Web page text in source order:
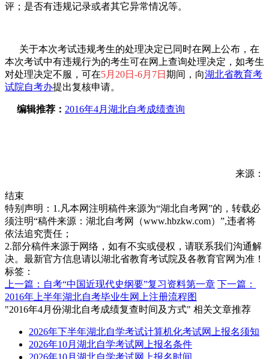
评；是否有违规记录或者其它异常情况等。
关于本次考试违规考生的处理决定已同时在网上公布，在
本次考试中有违规行为的考生可在网上查询处理决定，如考生
对处理决定不服，可在5月20日-6月7日 期间，向湖北省教育考
试院自考办提出复核申请。
编辑推荐： 2016年4月湖北自考成绩查询
来源：
结束
特别声明：1.凡本网注明稿件来源为“湖北自考网”的，转载必
须注明“稿件来源：湖北自考网（www.hbzkw.com）”,违者将
依法追究责任；
2.部分稿件来源于网络，如有不实或侵权，请联系我们沟通解
决。最新官方信息请以湖北省教育考试院及各教育官网为准！
标签：
上一篇：自考“中国近现代史纲要”复习资料第一章 下一篇：
2016年上半年湖北自考毕业生网上注册流程图
"2016年4月份湖北自考成绩复查时间及方式" 相关文章推荐
2026年下半年湖北自学考试计算机化考试网上报名须知
2026年10月湖北自学考试网上报名条件
2026年10月湖北自学考试网上报名时间